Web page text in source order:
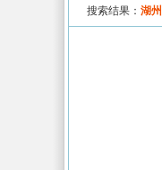
搜索结果： 湖州